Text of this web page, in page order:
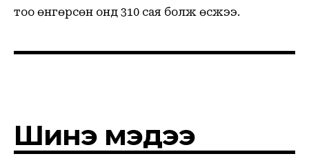
тоо өнгөрсөн онд 310 сая болж өсжээ.
Шинэ мэдээ